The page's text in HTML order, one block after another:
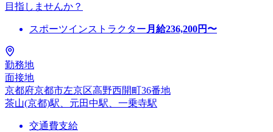
目指しませんか？
スポーツインストラクター 月給236,200円〜
勤務地
面接地
京都府京都市左京区高野西開町36番地
茶山(京都)駅、元田中駅、一乗寺駅
交通費支給